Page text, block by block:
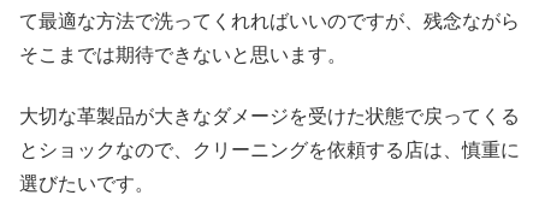
て最適な方法で洗ってくれればいいのですが、残念ながら
そこまでは期待できないと思います。
大切な革製品が大きなダメージを受けた状態で戻ってくる
とショックなので、クリーニングを依頼する店は、慎重に
選びたいです。